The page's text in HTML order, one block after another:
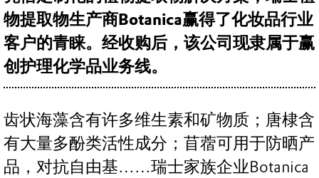
物提取物生产商Botanica赢得了化妆品行业
客户的青睐。经收购后，该公司现隶属于赢
创护理化学品业务线。
齿状海藻含有许多维生素和矿物质；唐棣含
有大量多酚类活性成分；苜蓿可用于防晒产
品，对抗自由基……瑞士家族企业Botanica